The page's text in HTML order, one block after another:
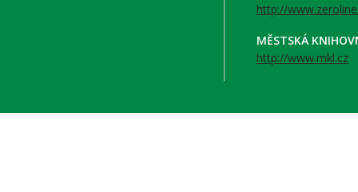
http://
MĚSTSKÁ
http://www.mkl.cz